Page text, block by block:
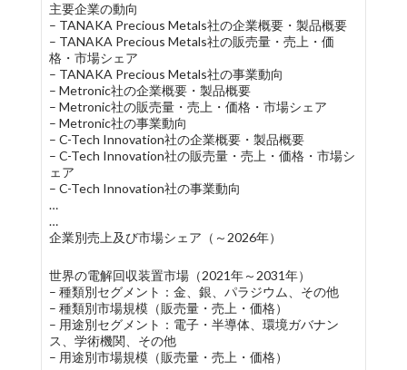
主要企業の動向
– TANAKA Precious Metals社の企業概要・製品概要
– TANAKA Precious Metals社の販売量・売上・価
格・市場シェア
– TANAKA Precious Metals社の事業動向
– Metronic社の企業概要・製品概要
– Metronic社の販売量・売上・価格・市場シェア
– Metronic社の事業動向
– C-Tech Innovation社の企業概要・製品概要
– C-Tech Innovation社の販売量・売上・価格・市場シ
ェア
– C-Tech Innovation社の事業動向
…
…
企業別売上及び市場シェア（～2026年）
世界の電解回収装置市場（2021年～2031年）
– 種類別セグメント：金、銀、パラジウム、その他
– 種類別市場規模（販売量・売上・価格）
– 用途別セグメント：電子・半導体、環境ガバナン
ス、学術機関、その他
– 用途別市場規模（販売量・売上・価格）